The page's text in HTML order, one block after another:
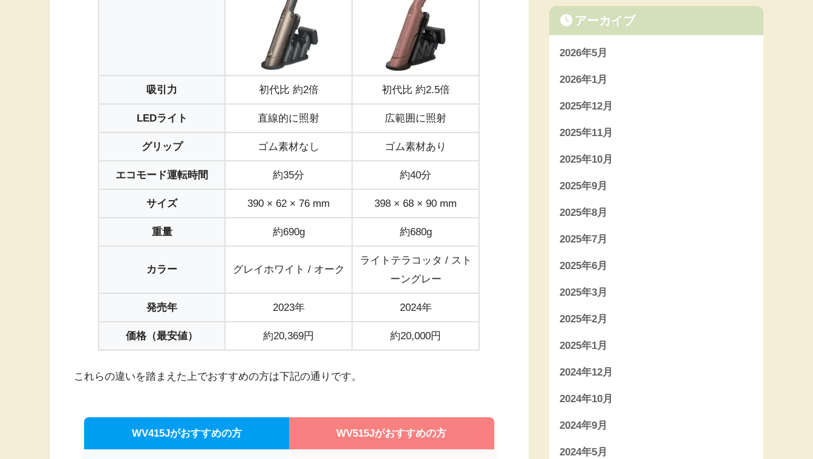
吸引力 初代比 約2倍 初代比 約2.5倍
LEDライト 直線的に照射 広範囲に照射
グリップ ゴム素材なし ゴム素材あり
エコモード運転時間 約35分 約40分
サイズ 390 × 62 × 76 mm 398 × 68 × 90 mm
重量 約690g 約680g
カラー グレイホワイト / オーク
ライトテラコッタ / スト
ーングレー
発売年 2023年 2024年
価格（最安値） 約20,369円 約20,000円
これらの違いを踏まえた上でおすすめの方は下記の通りです。
WV415Jがおすすめの方 WV515Jがおすすめの方
アーカイブ
2026年5月
2026年1月
2025年12月
2025年11月
2025年10月
2025年9月
2025年8月
2025年7月
2025年6月
2025年3月
2025年2月
2025年1月
2024年12月
2024年10月
2024年9月
2024年5月